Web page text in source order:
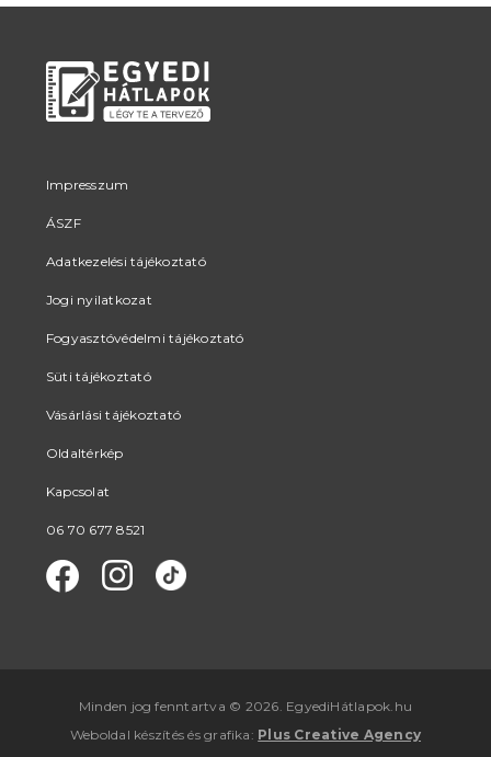
Impresszum
ÁSZF
Adatkezelési tájékoztató
Jogi nyilatkozat
Fogyasztóvédelmi tájékoztató
Süti tájékoztató
Vásárlási tájékoztató
Oldaltérkép
Kapcsolat
06 70 677 8521
Minden jog fenntartva © 2026. EgyediHátlapok.hu
Weboldal készítés ésgrafika : Plus Creative Agency